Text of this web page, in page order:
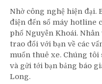
Nhờ công nghệ hiện đại.
điện đến số máy hotline
phố Nguyễn Khoái.
trao đổi với bạn về các
muốn thuê xe. Chúng tôi
và gửi tới bạn bảng báo
Long.